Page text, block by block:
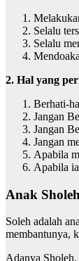
Selalu
Selalu
2. Hal yang
Berhati-
Jangan
Jangan
Jangan
Apabila
Apabila
Anak
Soleh adalah
membantunya,
Adanya